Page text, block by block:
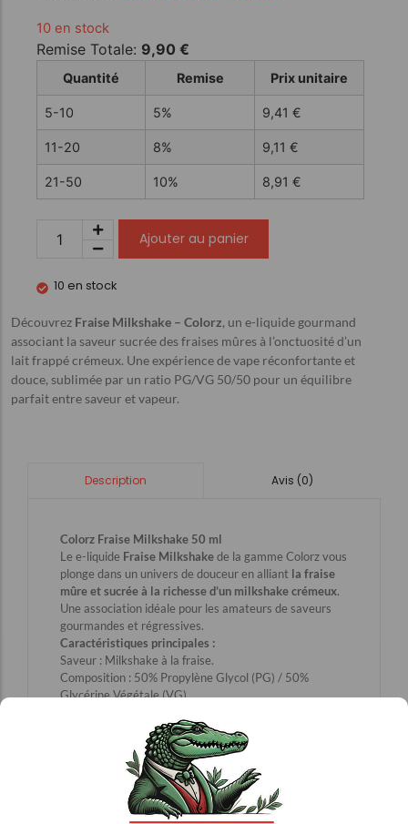
10 en stock
Remise Totale: 9,90 €
Quantité Remise Prix unitaire
5-10 5% 9,41 €
11-20 8% 9,11 €
21-50 10% 8,91 €
Ajouter au panier
10 en stock
Découvrez Fraise Milkshake – Colorz, un e-liquide gourmand
associant la saveur sucrée des fraises mûres à l’onctuosité d’un
lait frappé crémeux. Une expérience de vape réconfortante et
douce, sublimée par un ratio PG/VG 50/50 pour un équilibre
parfait entre saveur et vapeur.
Description Avis (0)
Colorz Fraise Milkshake 50 ml
Le e-liquide Fraise Milkshakede la gamme Colorz vous
plonge dans un univers de douceur en alliant la fraise
mûre et sucrée à la richesse d’un milkshake crémeux.
Une association idéale pour les amateurs de saveurs
gourmandes et régressives.
Caractéristiques principales :
Saveur : Milkshake à la fraise.
Composition : 50% Propylène Glycol (PG) / 50%
Glycérine Végétale (VG).
Taux de nicotine : 0 mg (ajout possible de boosters).
Origine : Fabriqué en France.
Description détaillée :
vape douce et onctueuse
Milkshake – Colorz. Ce e-liquide recrée fidèlement la
saveur d’un délicieuxmilkshake à la fraise